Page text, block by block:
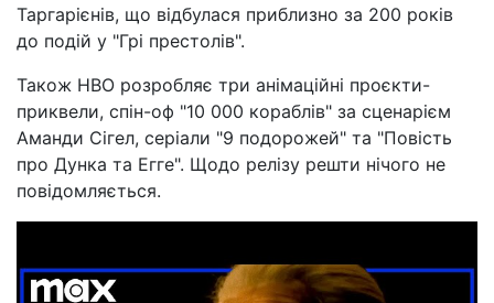
Таргарієнів, що відбулася приблизно за 200 років
до подій у "Грі престолів".
Також HBO розробляє три анімаційні проєкти-
приквели, спін-оф "10 000 кораблів" за сценарієм
Аманди Сігел, серіали "9 подорожей" та "Повість
про Дунка та Егге". Щодо релізу решти нічого не
повідомляється.